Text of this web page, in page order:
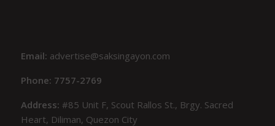
Email: advertise@saksingayon.com
Phone: 7757-2769
Address:#85 Unit F, Scout Rallos St., Brgy. Sacred
Heart, Diliman, Quezon City